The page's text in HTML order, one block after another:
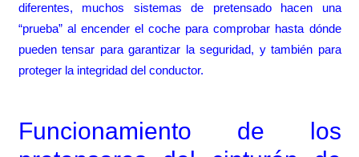
diferentes, muchos sistemas de pretensado hacen una
“prueba” al encender el coche para comprobar hasta dónde
pueden tensar para garantizar la seguridad, y también para
proteger la integridad del conductor.
Funcionamiento de los